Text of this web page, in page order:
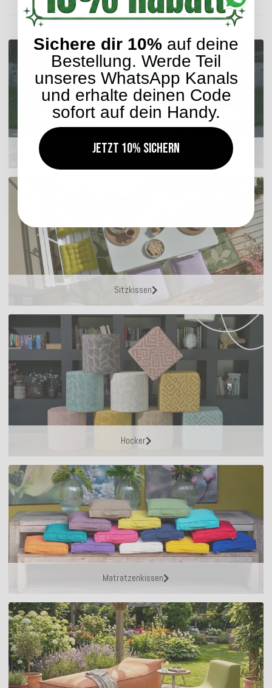
ENTDECKEN SIE UNSER SORTIMENT
Outdoor Kissen
Sitzkissen
Hocker
Matratzenkissen
Sichere dir 10% auf deine
Bestellung. Werde Teil
unseres WhatsApp Kanals
und erhalte deinen Code
sofort auf dein Handy.
Jetzt 10% sichern